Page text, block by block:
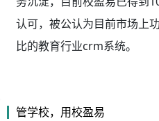
认可，被公认为目前市场上
比的教育行业crm系统。
管学校，用校盈易